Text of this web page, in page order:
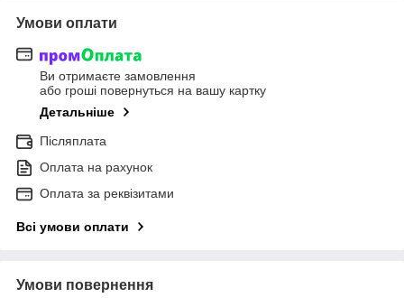
Умови оплати
Ви отримаєте замовлення
або гроші повернуться на вашу картку
Детальніше
Післяплата
Оплата на рахунок
Оплата за реквізитами
Всі умови оплати
Умови повернення